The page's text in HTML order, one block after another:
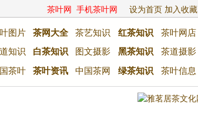
茶叶网 手机茶叶网 设为首页 加入收藏
图片 茶网大全 茶艺知识 红茶知识
茶叶网店
知识 白茶知识 图文摄影 黑茶知识 茶道摄影
茶叶 茶叶资讯 中国茶网 绿茶知识 茶叶信息